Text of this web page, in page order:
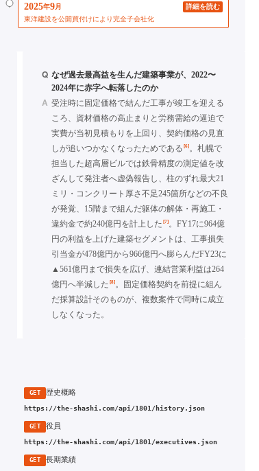
2025年9月
詳細を読む
東洋建設を公開買付けにより完全子会社化
Q なぜ過去最高益を生んだ建築事業が、2022〜
2024年に赤字へ転落したのか
A 受注時に固定価格で結んだ工事が竣工を迎える
ころ、資材価格の高止まりと労務需給の逼迫で
実費が当初見積もりを上回り、契約価格の見直
しが追いつかなくなったためである [6]。札幌で
担当した超高層ビルでは鉄骨精度の測定値を改
ざんして発注者へ虚偽報告し、柱のずれ最大21
ミリ・コンクリート厚さ不足245箇所などの不良
が発覚、15階まで組んだ躯体の解体・再施工・
違約金で約240億円を計上した [7]。FY17に964億
円の利益を上げた建築セグメントは、工事損失
引当金が478億円から966億円へ膨らんだFY23に
▲561億円まで損失を広げ、連結営業利益は264
億円へ半減した [8]。固定価格契約を前提に組ん
だ採算設計そのものが、複数案件で同時に成立
しなくなった。
GET 歴史概略
https://the-shashi.com/api/1801/history.json
GET 役員
https://the-shashi.com/api/1801/executives.json
GET 長期業績